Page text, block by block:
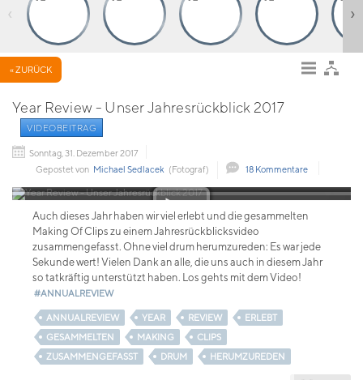
‹ ›
« ZURÜCK
Year Review - Unser Jahresrückblick 2017
VIDEOBEITRAG
Sonntag, 31. Dezember 2017
Gepostet von Michael Sedlacek (Fotograf) 18 Kommentare
Auch dieses Jahr haben wir viel erlebt und die gesammelten
Making Of Clips zu einem Jahresrückblicksvideo
zusammengefasst. Ohne viel drum herumzureden: Es war jede
Sekunde wert! Vielen Dank an alle, die uns auch in diesem Jahr
so tatkräftig unterstützt haben. Los gehts mit dem Video!
#ANNUALREVIEW
ANNUALREVIEW YEAR REVIEW
ERLEBT
GESAMMELTEN
MAKING
CLIPS
ZUSAMMENGEFASST
DRUM HERUMZUREDEN